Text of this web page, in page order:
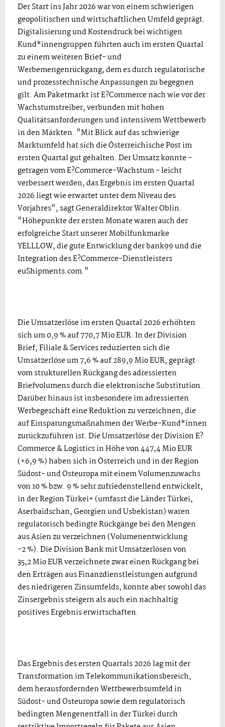
Der Start ins Jahr 2026 war von einem schwierigen
geopolitischen und wirtschaftlichen Umfeld geprägt.
Digitalisierung und Kostendruck bei wichtigen
Kund*innengruppen führten auch im ersten Quartal
zu einem weiteren Brief- und
Werbemengenrückgang, dem es durch regulatorische
und prozesstechnische Anpassungen zu begegnen
gilt. Am Paketmarkt ist E?Commerce nach wie vor der
Wachstumstreiber, verbunden mit hohen
Qualitätsanforderungen und intensivem Wettbewerb
in den Märkten. "Mit Blick auf das schwierige
Marktumfeld hat sich die Österreichische Post im
ersten Quartal gut gehalten. Der Umsatz konnte -
getragen vom E?Commerce-Wachstum - leicht
verbessert werden, das Ergebnis im ersten Quartal
2026 liegt wie erwartet unter dem Niveau des
Vorjahres", sagt Generaldirektor Walter Oblin.
"Höhepunkte der ersten Monate waren auch der
erfolgreiche Start unserer Mobilfunkmarke
YELLLOW, die gute Entwicklung der bank99 und die
Integration des E?Commerce-Dienstleisters
euShipments.com."
Die Umsatzerlöse im ersten Quartal 2026 erhöhten
sich um 0,9 % auf 770,7 Mio EUR. In der Division
Brief, Filiale & Services reduzierten sich die
Umsatzerlöse um 7,6 % auf 289,9 Mio EUR, geprägt
vom strukturellen Rückgang des adressierten
Briefvolumens durch die elektronische Substitution.
Darüber hinaus ist insbesondere im adressierten
Werbegeschäft eine Reduktion zu verzeichnen, die
auf Einsparungsmaßnahmen der Werbe-Kund*innen
zurückzuführen ist. Die Umsatzerlöse der Division E?
Commerce & Logistics in Höhe von 447,4 Mio EUR
(+6,9 %) haben sich in Österreich und in der Region
Südost- und Osteuropa mit einem Volumenzuwachs
von 10 % bzw. 9 % sehr zufriedenstellend entwickelt,
in der Region Türkei+ (umfasst die Länder Türkei,
Aserbaidschan, Georgien und Usbekistan) waren
regulatorisch bedingte Rückgänge bei den Mengen
aus Asien zu verzeichnen (Volumenentwicklung
-2 %). Die Division Bank mit Umsatzerlösen von
35,2 Mio EUR verzeichnete zwar einen Rückgang bei
den Erträgen aus Finanzdienstleistungen aufgrund
des niedrigeren Zinsumfelds, konnte aber sowohl das
Zinsergebnis steigern als auch ein nachhaltig
positives Ergebnis erwirtschaften.
Das Ergebnis des ersten Quartals 2026 lag mit der
Transformation im Telekommunikationsbereich,
dem herausfordernden Wettbewerbsumfeld in
Südost- und Osteuropa sowie dem regulatorisch
bedingten Mengenentfall in der Türkei durch